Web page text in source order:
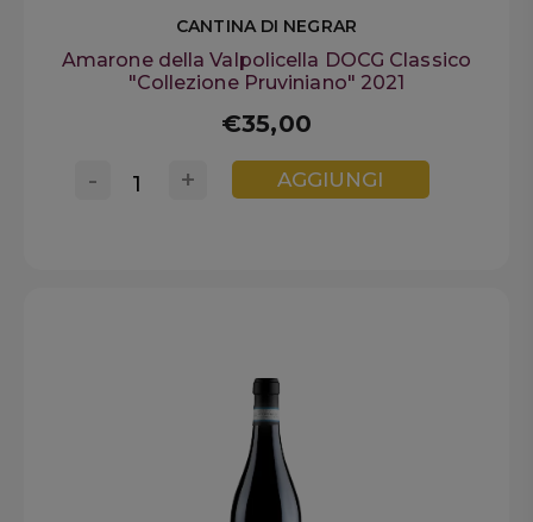
CANTINA DI NEGRAR
Amarone della Valpolicella DOCG Classico
"Collezione Pruviniano" 2021
€35,00
+
- AGGIUNGI